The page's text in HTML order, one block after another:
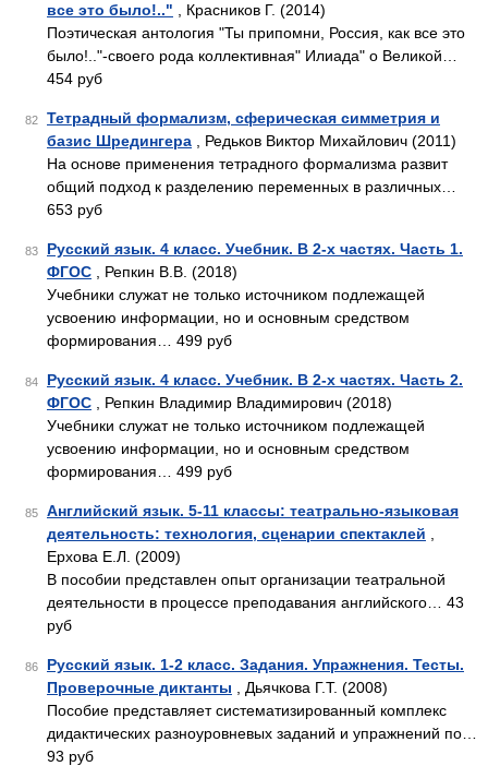
все это было!.." , Красников Г. (2014)
Поэтическая антология "Ты припомни, Россия, как все это
было!.."-своего рода коллективная" Илиада" о Великой…
454 руб
82
Тетрадный формализм, сферическая симметрия и
базис Шредингера , Редьков Виктор Михайлович (2011)
На основе применения тетрадного формализма развит
общий подход к разделению переменных в различных…
653 руб
83
Русский язык. 4 класс. Учебник. В 2-х частях. Часть 1.
ФГОС , Репкин В.В. (2018)
Учебники служат не только источником подлежащей
усвоению информации, но и основным средством
формирования… 499 руб
84
Русский язык. 4 класс. Учебник. В 2-х частях. Часть 2.
ФГОС , Репкин Владимир Владимирович (2018)
Учебники служат не только источником подлежащей
усвоению информации, но и основным средством
формирования… 499 руб
85
Английский язык. 5-11 классы: театрально-языковая
деятельность: технология, сценарии спектаклей
Ерхова Е.Л. (2009)
В пособии представлен опыт организации театральной
деятельности в процессе преподавания английского… 43
руб
86
Русский язык. 1-2 класс. Задания. Упражнения. Тесты.
Проверочные диктанты , Дьячкова Г.Т. (2008)
Пособие представляет систематизированный комплекс
дидактических разноуровневых заданий и упражнений по…
93 руб